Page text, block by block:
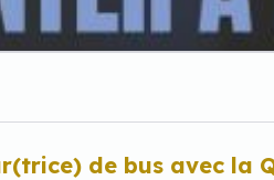
de bus avec la